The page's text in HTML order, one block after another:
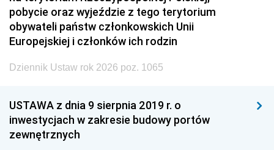
pobycie oraz wyjeździe z tego terytorium
obywateli państw członkowskich Unii
Europejskiej i członków ich rodzin
Dziennik Ustaw rok 2026 poz. 1065
USTAWA z dnia 9 sierpnia 2019 r. o
inwestycjach w zakresie budowy portów
zewnętrznych